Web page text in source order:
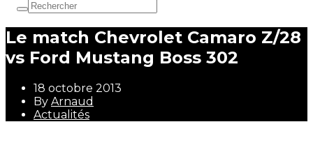
Le match Chevrolet Camaro Z/28
vs Ford Mustang Boss 302
18 octobre 2013
By Arnaud
Actualités